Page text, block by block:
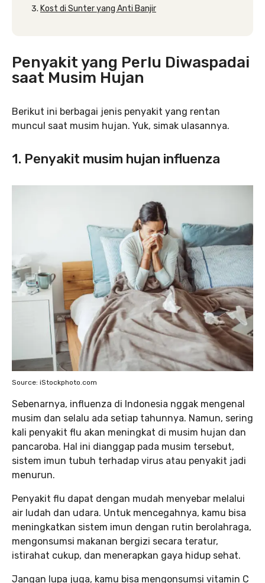
Kost di Sunter yang Anti Banjir
Penyakit yang Perlu Diwaspadai
saat Musim Hujan
Berikut ini berbagai jenis penyakit yang rentan
muncul saat musim hujan. Yuk, simak ulasannya.
1. Penyakit musim hujan influenza
Source: iStockphoto.com
Sebenarnya, influenza di Indonesia nggak mengenal
musim dan selalu ada setiap tahunnya. Namun, sering
kali penyakit flu akan meningkat di musim hujan dan
pancaroba. Hal ini dianggap pada musim tersebut,
sistem imun tubuh terhadap virus atau penyakit jadi
menurun.
Penyakit flu dapat dengan mudah menyebar melalui
air ludah dan udara. Untuk mencegahnya, kamu bisa
meningkatkan sistem imun dengan rutin berolahraga,
mengonsumsi makanan bergizi secara teratur,
istirahat cukup, dan menerapkan gaya hidup sehat.
Jangan lupa juga, kamu bisa mengonsumsi vitamin C